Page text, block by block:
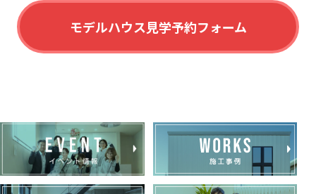
モデルハウス見学予約フォーム